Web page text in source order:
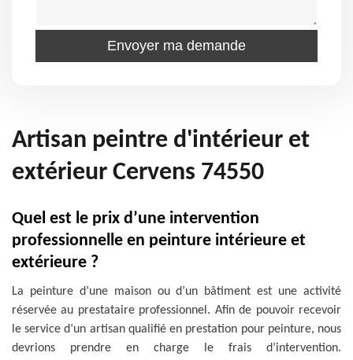
Artisan peintre d'intérieur et
extérieur Cervens 74550
Quel est le prix d’une intervention
professionnelle en peinture intérieure et
extérieure ?
La peinture d’une maison ou d’un bâtiment est une activité
réservée au prestataire professionnel. Afin de pouvoir recevoir
le service d’un artisan qualifié en prestation pour peinture, nous
devrions prendre en charge le frais d’intervention.